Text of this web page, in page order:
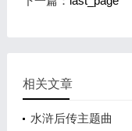
相关文章
水浒后传主题曲